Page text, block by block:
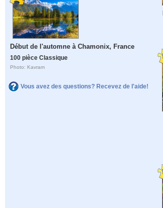
Début de l'automne à Chamonix, France
100 pièce Classique
Photo: Kavram
Vous avez des questions? Recevez de l'aide!